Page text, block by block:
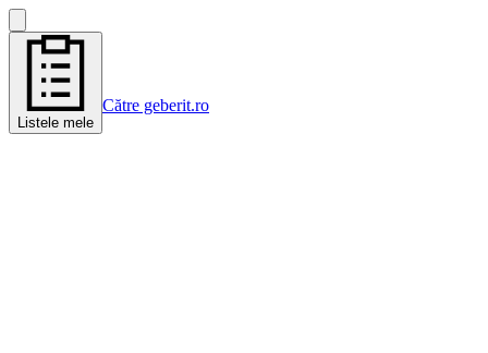
Listele mele
Către geberit.ro